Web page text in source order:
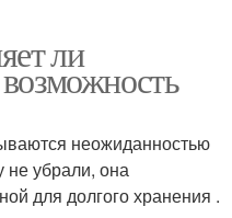
ли
неожиданностью
не убрали, она
для долгого хранения .